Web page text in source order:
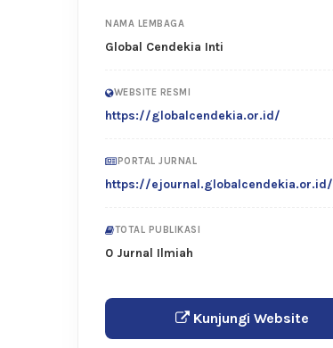
NAMA LEMBAGA
Global Cendekia Inti
WEBSITE RESMI
https://globalcendekia.or.id/
PORTAL JURNAL
https://ejournal.globalcendekia.or.id/
TOTAL PUBLIKASI
0 Jurnal Ilmiah
Kunjungi Website